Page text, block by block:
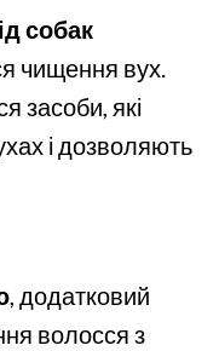
собак
чищення вух.
засоби, які
і дозволяють
, додатковий
волосся з